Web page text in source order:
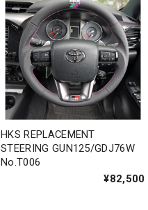
HKS REPLACEMENT
STEERING GUN125/GDJ76W
No.T006
¥82,500